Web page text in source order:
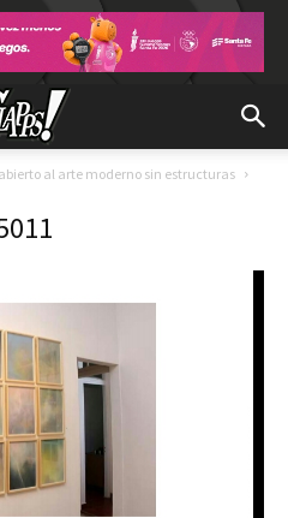
al arte moderno sin estructuras